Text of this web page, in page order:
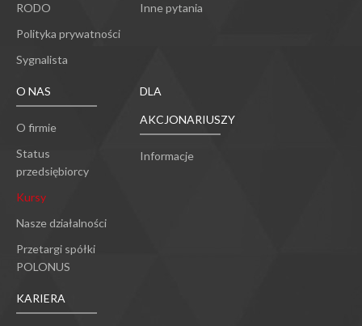
RODO
Polityka prywatności
Sygnalista
Inne pytania
O NAS
O firmie
Status
przedsiębiorcy
Kursy
Nasze działalności
Przetargi spółki
POLONUS
DLA
AKCJONARIUSZY
Informacje
KARIERA